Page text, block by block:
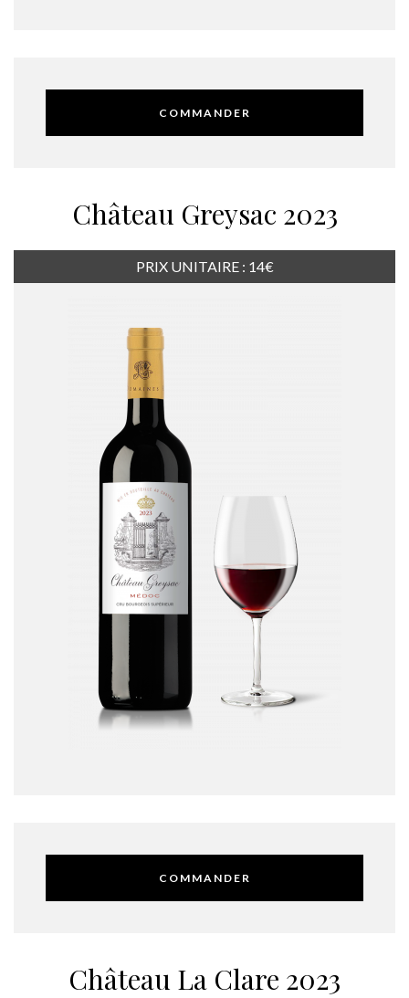
COMMANDER
Château Greysac 2023
PRIX UNITAIRE : 14€
COMMANDER
Château La Clare 2023